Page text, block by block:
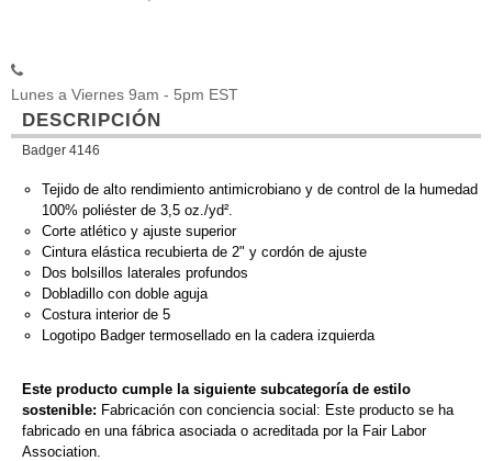
Lunes a Viernes 9am - 5pm EST
DESCRIPCIÓN
Badger 4146
Tejido de alto rendimiento antimicrobiano y de control de la humedad
100% poliéster de 3,5 oz./yd².
Corte atlético y ajuste superior
Cintura elástica recubierta de 2" y cordón de ajuste
Dos bolsillos laterales profundos
Dobladillo con doble aguja
Costura interior de 5
Logotipo Badger termosellado en la cadera izquierda
Este producto cumple la siguiente subcategoría de estilo
sostenible: Fabricación con conciencia social: Este producto se ha
fabricado en una fábrica asociada o acreditada por la Fair Labor
Association.